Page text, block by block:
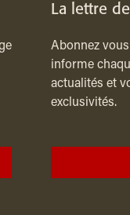
La lettre
Abonnez
informe
actualités et
exclusivités.